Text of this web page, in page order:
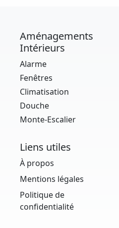
Aménagements
Intérieurs
Alarme
Fenêtres
Climatisation
Douche
Monte-Escalier
Liens utiles
À propos
Mentions légales
Politique de
confidentialité